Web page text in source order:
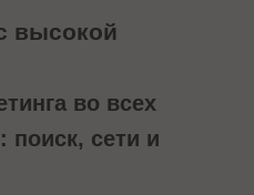
высокой
во всех
поиск, сети и